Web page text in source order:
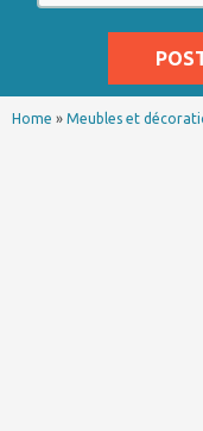
Home » Meubles et